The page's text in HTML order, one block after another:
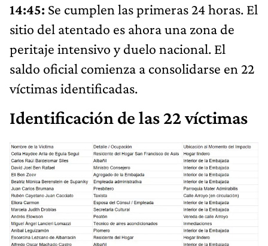
14:45: Se cumplen las primeras 24 horas. El
sitio del atentado es ahora una zona de
peritaje intensivo y duelo nacional. El
saldo oficial comienza a consolidarse en 22
víctimas identificadas.
Identificación de las 22 víctimas